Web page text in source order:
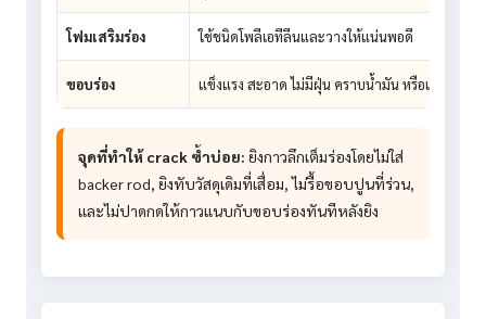
โฟมเสริมร่อง ใช้ชนิดโพลีเอทีลีนและวางให้แน่นพอดี
ขอบร่อง แข็งแรง สะอาด ไม่มีฝุ่น คราบน้ำมัน หรือเศษปูนห
จุดที่ทำให้ crack ซ้ำบ่อย: ยิงกาวลึกเต็มร่องโดยไม่ใส่
backer rod, ยิงทับวัสดุเดิมที่เสื่อม, ไม่รื้อขอบปูนที่ร่วน,
และไม่ปาดกดให้กาวแนบกับขอบร่องทันทีหลังยิง